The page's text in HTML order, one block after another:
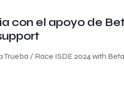
con el apoyo de
/ Race ISDE 2024 with